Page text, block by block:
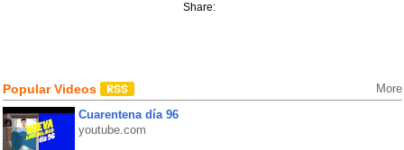
Share:
Popular Videos More
Cuarentena día 96
youtube.com